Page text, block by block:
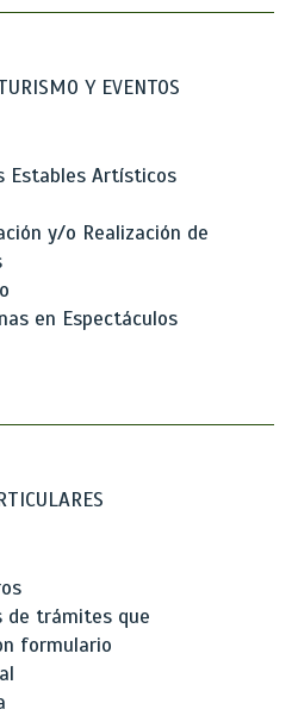
Y EVENTOS
Estables Artísticos
y/o Realización de
en Espectáculos
de trámites que
formulario